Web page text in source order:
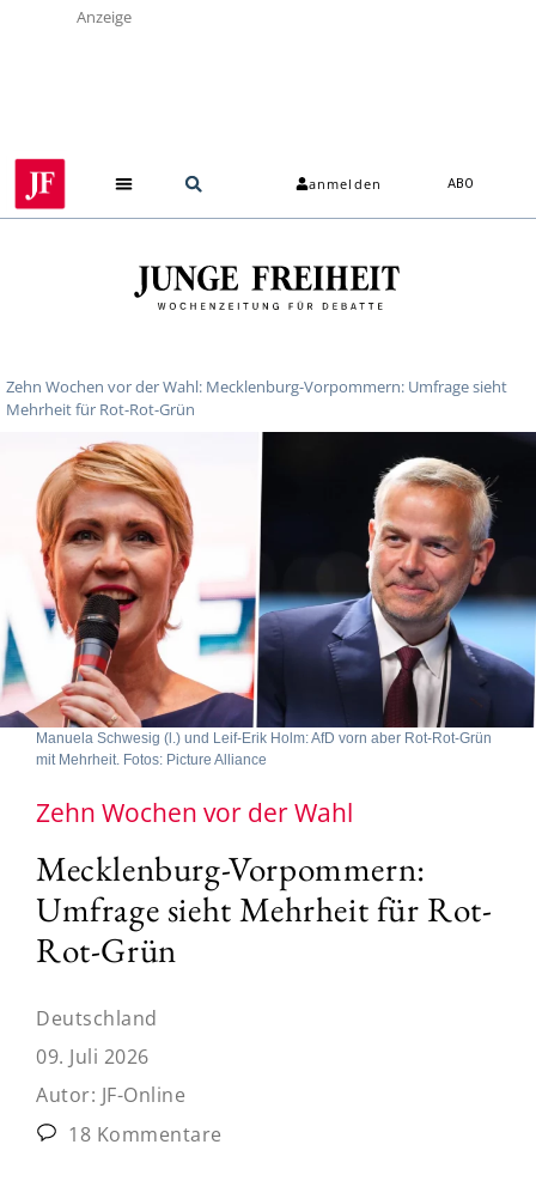
Anzeige
anmelden ABO
Zehn Wochen vor der Wahl: Mecklenburg-Vorpommern: Umfrage sieht
Mehrheit für Rot-Rot-Grün
Manuela Schwesig (l.) und Leif-Erik Holm: AfD vorn aber Rot-Rot-Grün
mit Mehrheit. Fotos: Picture Alliance
Zehn Wochen vor der Wahl
Mecklenburg-Vorpommern:
Umfrage sieht Mehrheit für Rot-
Rot-Grün
Deutschland
09. Juli 2026
Autor: JF-Online
18 Kommentare